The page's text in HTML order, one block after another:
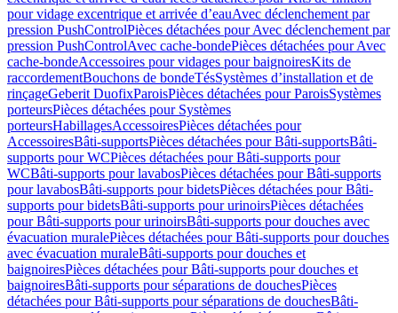
pour vidage excentrique et arrivée d’eauAvec déclenchement par
pression PushControlPièces détachées pour Avec déclenchement par
pression PushControlAvec cache-bondePièces détachées pour Avec
cache-bondeAccessoires pour vidages pour baignoiresKits de
raccordementBouchons de bondeTésSystèmes d’installation et de
rinçageGeberit DuofixParoisPièces détachées pour ParoisSystèmes
porteursPièces détachées pour Systèmes
porteursHabillagesAccessoiresPièces détachées pour
AccessoiresBâti-supportsPièces détachées pour Bâti-supportsBâti-
supports pour WCPièces détachées pour Bâti-supports pour
WCBâti-supports pour lavabosPièces détachées pour Bâti-supports
pour lavabosBâti-supports pour bidetsPièces détachées pour Bâti-
supports pour bidetsBâti-supports pour urinoirsPièces détachées
pour Bâti-supports pour urinoirsBâti-supports pour douches avec
évacuation muralePièces détachées pour Bâti-supports pour douches
avec évacuation muraleBâti-supports pour douches et
baignoiresPièces détachées pour Bâti-supports pour douches et
baignoiresBâti-supports pour séparations de douchesPièces
détachées pour Bâti-supports pour séparations de douchesBâti-